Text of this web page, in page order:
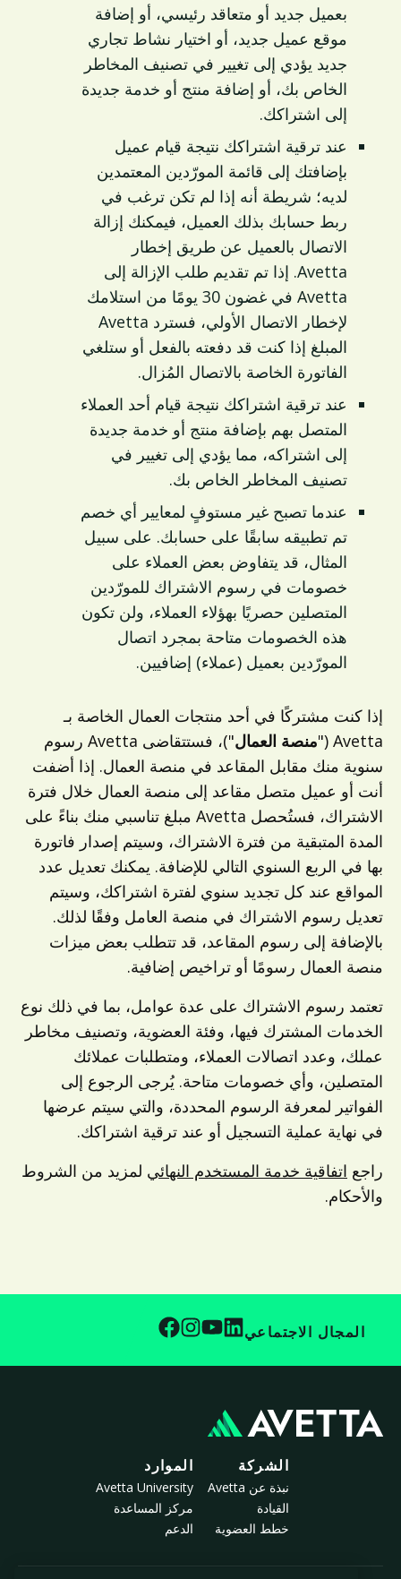
بعميل جديد أو متعاقد رئيسي، أو إضافة
موقع عميل جديد، أو اختيار نشاط تجاري
جديد يؤدي إلى تغيير في تصنيف المخاطر
الخاص بك، أو إضافة منتج أو خدمة جديدة
إلى اشتراكك.
عند ترقية اشتراكك نتيجة قيام عميل
بإضافتك إلى قائمة المورّدين المعتمدين
لديه؛ شريطة أنه إذا لم تكن ترغب في
ربط حسابك بذلك العميل، فيمكنك إزالة
الاتصال بالعميل عن طريق إخطار
Avetta. إذا تم تقديم طلب الإزالة إلى
Avetta في غضون 30 يومًا من استلامك
لإخطار الاتصال الأولي، فسترد Avetta
المبلغ إذا كنت قد دفعته بالفعل أو ستلغي
الفاتورة الخاصة بالاتصال المُزال.
عند ترقية اشتراكك نتيجة قيام أحد العملاء
المتصل بهم بإضافة منتج أو خدمة جديدة
إلى اشتراكه، مما يؤدي إلى تغيير في
تصنيف المخاطر الخاص بك.
عندما تصبح غير مستوفٍ لمعايير أي خصم
تم تطبيقه سابقًا على حسابك. على سبيل
المثال، قد يتفاوض بعض العملاء على
خصومات في رسوم الاشتراك للمورّدين
المتصلين حصريًا بهؤلاء العملاء، ولن تكون
هذه الخصومات متاحة بمجرد اتصال
المورّدين بعميل (عملاء) إضافيين.
إذا كنت مشتركًا في أحد منتجات العمال الخاصة بـ
Avetta ("
منصة العمال
")، فستتقاضى Avetta رسوم
سنوية منك مقابل المقاعد في منصة العمال. إذا أضفت
أنت أو عميل متصل مقاعد إلى منصة العمال خلال فترة
الاشتراك، فستُحصل Avetta مبلغ تناسبي منك بناءً على
المدة المتبقية من فترة الاشتراك، وسيتم إصدار فاتورة
بها في الربع السنوي التالي للإضافة. يمكنك تعديل عدد
المواقع عند كل تجديد سنوي لفترة اشتراكك، وسيتم
تعديل رسوم الاشتراك في منصة العامل وفقًا لذلك.
بالإضافة إلى رسوم المقاعد، قد تتطلب بعض ميزات
منصة العمال رسومًا أو تراخيص إضافية.
تعتمد رسوم الاشتراك على عدة عوامل، بما في ذلك نوع
الخدمات المشترك فيها، وفئة العضوية، وتصنيف مخاطر
عملك، وعدد اتصالات العملاء، ومتطلبات عملائك
المتصلين، وأي خصومات متاحة. يُرجى الرجوع إلى
الفواتير لمعرفة الرسوم المحددة، والتي سيتم عرضها
في نهاية عملية التسجيل أو عند ترقية اشتراكك.
راجع اتفاقية خدمة المستخدم النهائي لمزيد من الشروط
والأحكام.
المجال الاجتماعي
الشركة
نبذة عن Avetta
القيادة
خطط العضوية
الموارد
Avetta University
مركز المساعدة
الدعم